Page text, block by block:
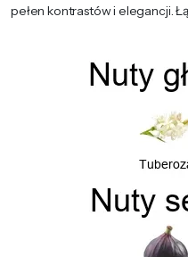
pełen kontrastów i elegancji.